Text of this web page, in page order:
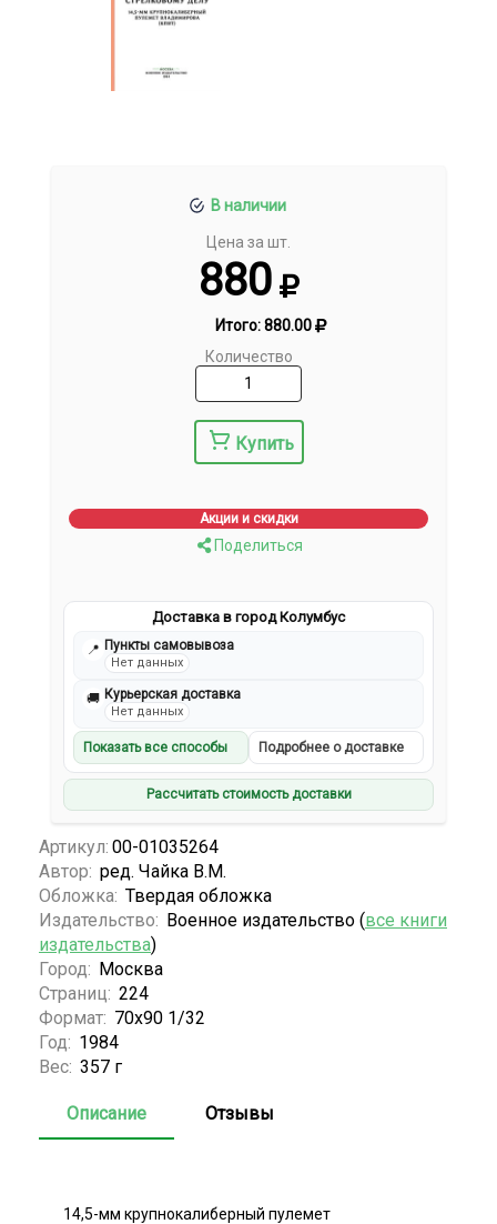
В наличии
Цена за шт.
880
Итого:880.00
Количество
Купить
Акции и скидки
Поделиться
Доставка в город Колумбус
📍 Пункты самовывоза
Нет данных
🚚 Курьерская доставка
Нет данных
Показать все способы Подробнее о доставке
Рассчитать стоимость доставки
Артикул: 00-01035264
Автор: ред. Чайка В.М.
Обложка: Твердая обложка
Издательство: Военное издательство (все книги
издательства)
Город: Москва
Страниц: 224
Формат: 70х90 1/32
Год: 1984
Вес: 357 г
Описание Отзывы
14,5-мм крупнокалиберный пулемет